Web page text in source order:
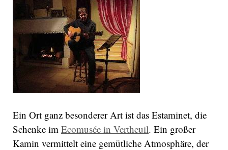
Ein Ort ganz besonderer Art ist das Estaminet, die
Schenke im Ecomusée in Vertheuil. Ein großer
Kamin vermittelt eine gemütliche Atmosphäre, der